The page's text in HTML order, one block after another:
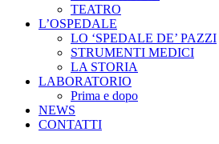
TEATRO
L’OSPEDALE
LO ‘SPEDALE DE’ PAZZI
STRUMENTI MEDICI
LA STORIA
LABORATORIO
Prima e dopo
NEWS
CONTATTI